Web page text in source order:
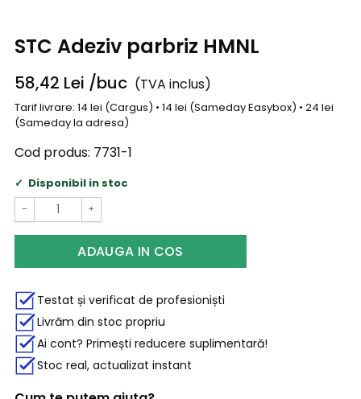
STC Adeziv parbriz HMNL
58,42 Lei /buc (TVA inclus)
Tarif livrare: 14 lei (Cargus) • 14 lei (Sameday Easybox) • 24 lei
(Sameday la adresa)
Cod produs: 7731-1
Disponibil in stoc
− +
ADAUGA IN COS
Testat și verificat de profesioniști
Livrăm din stoc propriu
Ai cont? Primești reducere suplimentară!
Stoc real, actualizat instant